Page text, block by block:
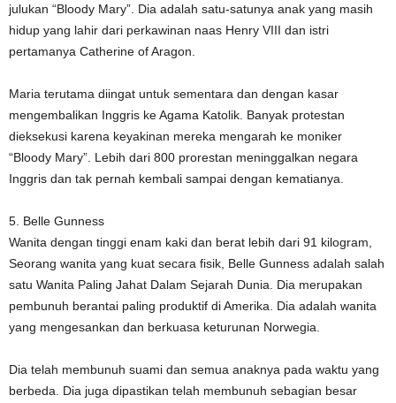
julukan “Bloody Mary”. Dia adalah satu-satunya anak yang masih
hidup yang lahir dari perkawinan naas Henry VIII dan istri
pertamanya Catherine of Aragon.
Maria terutama diingat untuk sementara dan dengan kasar
mengembalikan Inggris ke Agama Katolik. Banyak protestan
dieksekusi karena keyakinan mereka mengarah ke moniker
“Bloody Mary”. Lebih dari 800 prorestan meninggalkan negara
Inggris dan tak pernah kembali sampai dengan kematianya.
5. Belle Gunness
Wanita dengan tinggi enam kaki dan berat lebih dari 91 kilogram,
Seorang wanita yang kuat secara fisik, Belle Gunness adalah salah
satu Wanita Paling Jahat Dalam Sejarah Dunia. Dia merupakan
pembunuh berantai paling produktif di Amerika. Dia adalah wanita
yang mengesankan dan berkuasa keturunan Norwegia.
Dia telah membunuh suami dan semua anaknya pada waktu yang
berbeda. Dia juga dipastikan telah membunuh sebagian besar